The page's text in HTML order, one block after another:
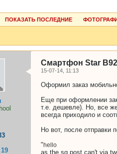
ПОКАЗАТЬ ПОСЛЕДНИЕ
19
Смартфон Star
15-07-14, 11:13
Оформил заказ
Еще при оформлении
т.е. дешевле). Но, все
всегда приходило и
Но вот, после отправки
" hello
as the sg post can't via